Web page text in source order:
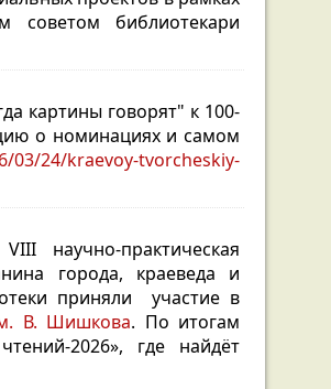
советом библиотекари
картины говорят" к 100-
о номинациях и самом
03/24/kraevoy-tvorcheskiy-
научно-практическая
города, краеведа и
приняли участие в
В. Шишкова. По итогам
2026», где найдёт